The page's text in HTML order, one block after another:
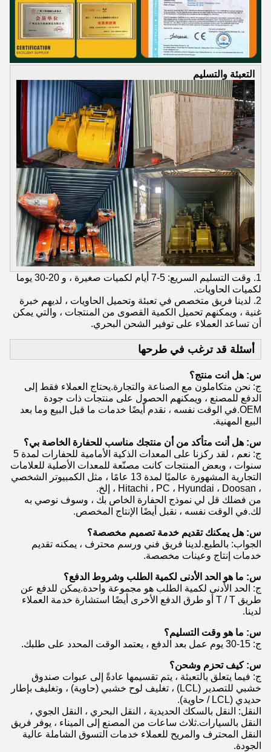
التعبئة والتسليم
1. وقت التسليم السريع: 5-7 أيام لكميات صغيرة ، و 20-30 يوما
لكميات الحاويات.
2. لدينا فريق متخصص في تعبئة وتحميل الحاويات ، لديهم خبرة
غنية ، ويمكنهم تحميل الكمية القصوى من المنتجات ، والتي يمكن
أن تساعد العملاء على توفير الشحن البحري.
أسئلة قد ترغب في طرحها
س: هل انت منتج؟
ج: نحن متكاملون مع الصناعة والتجارة.يحتاج العملاء فقط إلى
الدفع للمصنع ، ويمكنهم الحصول على منتجات ذات جودة
OEM.في الوقت نفسه ، نقدم أيضًا خدمات ما قبل البيع وما بعد
البيع المهنية.
س: هل أنت متأكد من أن منتجك مناسب للحفارة الخاصة بي؟
ج: نعم ، لقد ركزنا على المعدات الذكية الأمامية للحفارات لمدة 5
سنوات ، وبعض المنتجات كانت مصنّعة للمعدات الأصلية للعلامات
التجارية المشهورة عالميًا لمدة 13 عامًا ، مثل الكمبيوتر الشخصي
، Hitachi ، PC ، Hyundai ، Doosan ، إلخ.
من فضلك قل لي نموذج الحفارة الخاص بك ، وسوف نوصي به
لك.في الوقت نفسه ، نقبل أيضًا الإنتاج المخصص.
س: هل يمكنك تقديم خدمة تصميم مخصصة؟
الجواب: بالطبع.لدينا فريق فني ورسم محترف ، يمكنه تقديم
خدمات إنتاج وعينات مخصصة.
س: ما هو الحد الأدنى لكمية الطلب وشروط الدفع؟
ج: الحد الأدنى لكمية الطلب هو مجموعة واحدة.يمكن للدفع عن
طريق T / T أو طرق الدفع الأخرى أيضًا استشارة خدمة العملاء
لدينا.
س: ما هو وقت التسليم؟
ج: 15-30 يوم عمل بعد الدفع ، يعتمد الوقت المحدد على طلبك.
س: كيف تحزم وشحن؟
ج: فيما يتعلق بالتعبئة ، يتم تقسيمها عادةً إلى عبوات صندوق
خشبي للتصدير (LCL) ، تغليف لوح خشبي (حاوية) ، وتغليف بإطار
حديدي (LCL / حاوية).
النقل: النقل بالسكك الحديدية ، النقل البحري ، النقل الجوي ،
النقل بالسيارات.ثلاث ساعات من المصنع إلى الميناء ، يوفر فريق
النقل المحترف والمريح للعملاء خدمات التسوق الشاملة عالية
الجودة.